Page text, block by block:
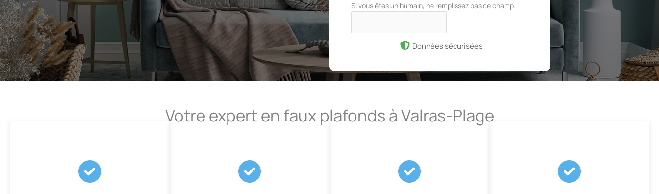
Si vous êtes un humain, ne remplissez pas ce champ.
Données sécurisées
Votre expert en faux plafonds à Valras-Plage